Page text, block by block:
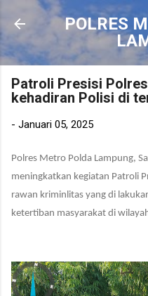
Langsung
POLRES
Patroli Presisi
kehadiran Polisi di
- Januari 05, 2025
Polres Metro Polda Lampung,
meningkatkan kegiatan Patroli
rawan kriminlitas yang di
ketertiban masyarakat di